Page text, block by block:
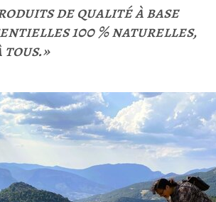
de qualité à base
100 % naturelles,
tous.